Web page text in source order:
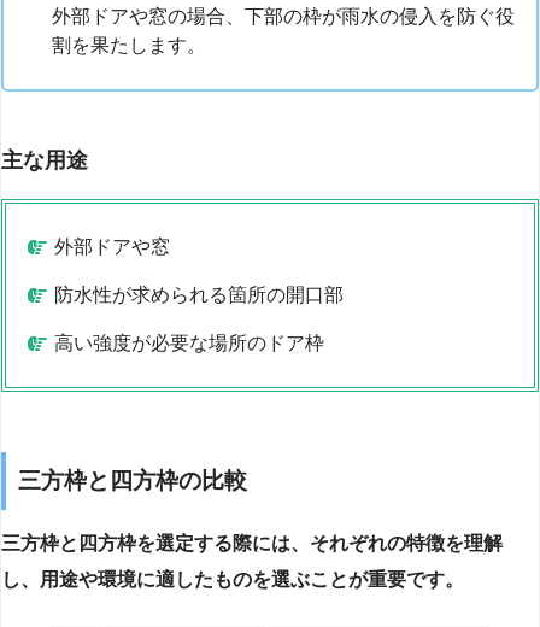
外部ドアや窓の場合、下部の枠が雨水の侵入を防ぐ役
割を果たします。
主な用途
外部ドアや窓
防水性が求められる箇所の開口部
高い強度が必要な場所のドア枠
三方枠と四方枠の比較
三方枠と四方枠を選定する際には、それぞれの特徴を理解
し、用途や環境に適したものを選ぶことが重要です。